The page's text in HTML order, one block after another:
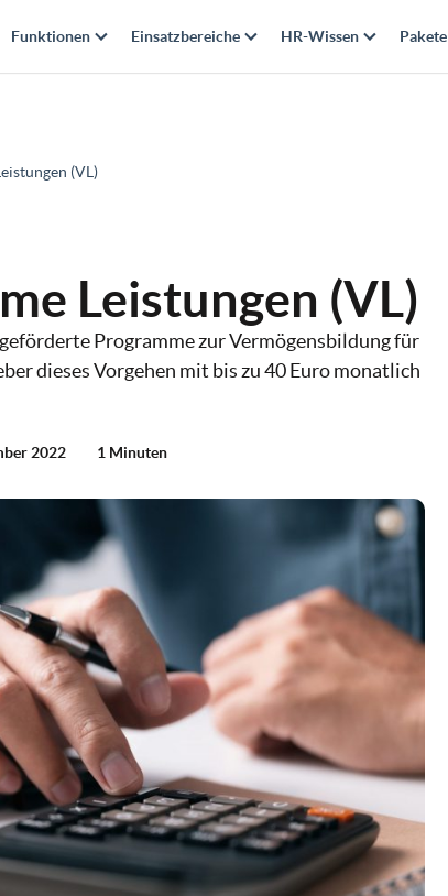
Funktionen Einsatzbereiche HR-Wissen Pakete
(VL)
Leistungen (VL)
Programme zur Vermögensbildung für
dieses Vorgehen mit bis zu 40 Euro monatlich
2022 1 Minuten